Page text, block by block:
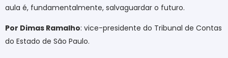
aula é, fundamentalmente, salvaguardar o futuro.
Por Dimas Ramalho: vice-presidente do Tribunal de Contas
do Estado de São Paulo.